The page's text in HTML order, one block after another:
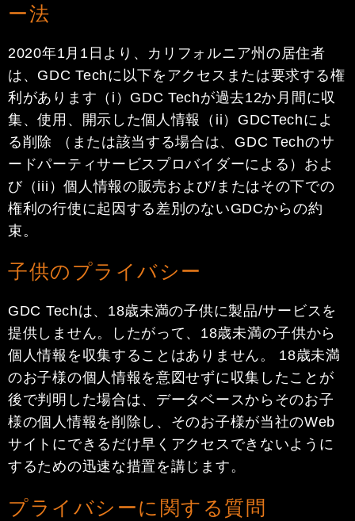
ー法
2020年1月1日より、カリフォルニア州の居住者
は、GDC Techに以下をアクセスまたは要求する権
利があります（i）GDC Techが過去12か月間に収
集、使用、開示した個人情報（ii）GDCTechによ
る削除 （または該当する場合は、GDC Techのサ
ードパーティサービスプロバイダーによる）およ
び（iii）個人情報の販売および/またはその下での
権利の行使に起因する差別のないGDCからの約
束。
子供のプライバシー
GDC Techは、18歳未満の子供に製品/サービスを
提供しません。したがって、18歳未満の子供から
個人情報を収集することはありません。 18歳未満
のお子様の個人情報を意図せずに収集したことが
後で判明した場合は、データベースからそのお子
様の個人情報を削除し、そのお子様が当社のWeb
サイトにできるだけ早くアクセスできないように
するための迅速な措置を講じます。
プライバシーに関する質問